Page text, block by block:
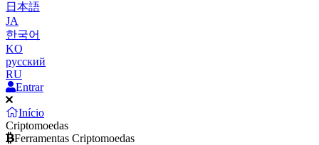
日本語
JA
한국어
KO
русский
RU
Entrar
Início
Criptomoedas
Ferramentas Criptomoedas